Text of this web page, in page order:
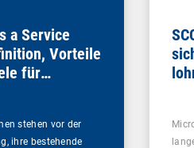
a Service
Vorteile
für
stehen vor der
ihre bestehende